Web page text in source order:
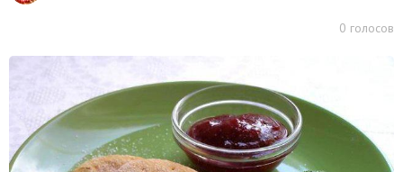
0 голосов